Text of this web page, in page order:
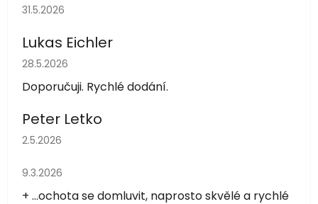
Hodnocení obchodu je 5 z 5 hvězdiček.
31.5.2026
Lukas Eichler
Hodnocení obchodu je 5 z 5 hvězdiček.
28.5.2026
Doporučuji. Rychlé dodání.
Peter Letko
Hodnocení obchodu je 5 z 5 hvězdiček.
2.5.2026
Hodnocení obchodu je 5 z 5 hvězdiček.
9.3.2026
+ ...ochota se domluvit, naprosto skvělé a rychlé